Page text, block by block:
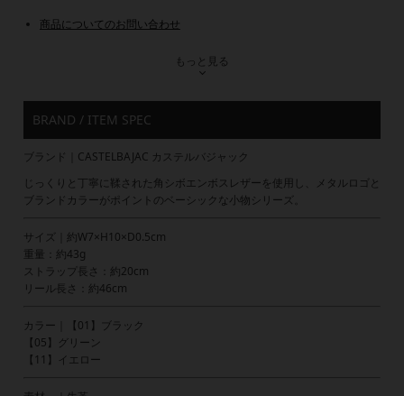
商品についてのお問い合わせ
もっと見る
BRAND / ITEM SPEC
ブランド｜CASTELBAJAC カステルバジャック
じっくりと丁寧に鞣された角シボエンボスレザーを使用し、メタルロゴと
ブランドカラーがポイントのベーシックな小物シリーズ。
サイズ｜約W7×H10×D0.5cm
重量：約43g
ストラップ長さ：約20cm
リール長さ：約46cm
カラー｜【01】ブラック
【05】グリーン
【11】イエロー